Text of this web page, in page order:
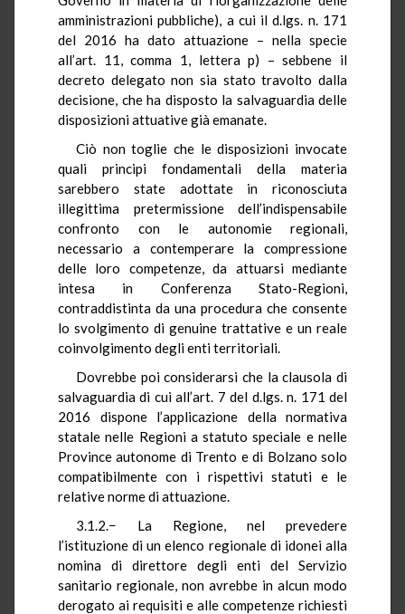
amministrazioni pubbliche), a cui il d.lgs. n. 171
del 2016 ha dato attuazione – nella specie
all’art. 11, comma 1, lettera p) – sebbene il
decreto delegato non sia stato travolto dalla
decisione, che ha disposto la salvaguardia delle
disposizioni attuative già emanate.
Ciò non toglie che le disposizioni invocate
quali principi fondamentali della materia
sarebbero state adottate in riconosciuta
illegittima pretermissione dell’indispensabile
confronto con le autonomie regionali,
necessario a contemperare la compressione
delle loro competenze, da attuarsi mediante
intesa in Conferenza Stato-Regioni,
contraddistinta da una procedura che consente
lo svolgimento di genuine trattative e un reale
coinvolgimento degli enti territoriali.
Dovrebbe poi considerarsi che la clausola di
salvaguardia di cui all’art. 7 del d.lgs. n. 171 del
2016 dispone l’applicazione della normativa
statale nelle Regioni a statuto speciale e nelle
Province autonome di Trento e di Bolzano solo
compatibilmente con i rispettivi statuti e le
relative norme di attuazione.
3.1.2.− La Regione, nel prevedere
l’istituzione di un elenco regionale di idonei alla
nomina di direttore degli enti del Servizio
sanitario regionale, non avrebbe in alcun modo
derogato ai requisiti e alle competenze richiesti